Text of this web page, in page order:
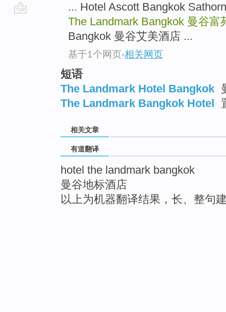
... Hotel Ascott Bangkok
The Landmark Bangkok 曼谷富
Bangkok 曼谷艾美酒店 ...
基于1个网页-相关网页
短语
The Landmark Hotel Bangkok
The Landmark Bangkok Hotel
相关文章
有道翻译
hotel the landmark bangkok
曼谷地标酒店
以上为机器翻译结果，长、整句